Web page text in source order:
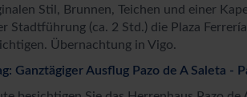
Stil, Brunnen, Teichen und einer
Stadtführung (ca. 2 Std.) die Plaza
Übernachtung in Vigo.
Ganztägiger Ausflug Pazo de A Saleta -